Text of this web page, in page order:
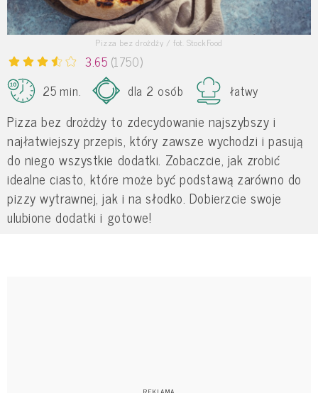
Pizza bez drożdży / fot. StockFood
3.65 (1750)
25 min.
dla 2 osób łatwy
Pizza bez drożdży to zdecydowanie najszybszy i
najłatwiejszy przepis, który zawsze wychodzi i pasują
do niego wszystkie dodatki. Zobaczcie, jak zrobić
idealne ciasto, które może być podstawą zarówno do
pizzy wytrawnej, jak i na słodko. Dobierzcie swoje
ulubione dodatki i gotowe!